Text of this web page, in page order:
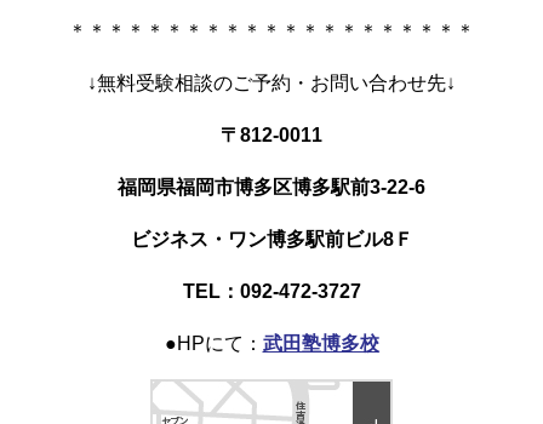
＊＊＊＊＊＊＊＊＊＊＊＊＊＊＊＊＊＊＊＊＊
↓無料受験相談のご予約・お問い合わせ先↓
〒812-0011
福岡県福岡市博多区博多駅前3-22-6
ビジネス・ワン博多駅前ビル8Ｆ
TEL：092-472-3727
●HPにて： 武田塾博多校